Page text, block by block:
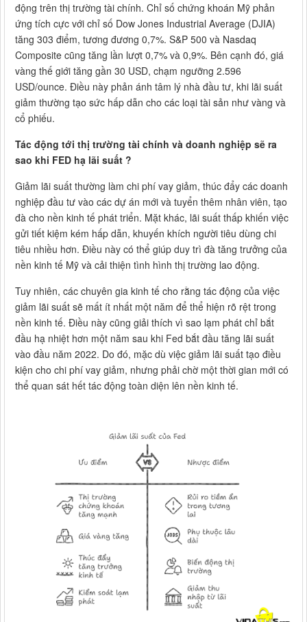
động trên thị trường tài chính. Chỉ số chứng khoán Mỹ phản
ứng tích cực với chỉ số Dow Jones Industrial Average (DJIA)
tăng 303 điểm, tương đương 0,7%. S&P 500 và Nasdaq
Composite cũng tăng lần lượt 0,7% và 0,9%. Bên cạnh đó, giá
vàng thế giới tăng gần 30 USD, chạm ngưỡng 2.596
USD/ounce. Điều này phản ánh tâm lý nhà đầu tư, khi lãi suất
giảm thường tạo sức hấp dẫn cho các loại tài sản như vàng và
cổ phiếu.
Tác động tới thị trường tài chính và doanh nghiệp sẽ ra
sao khi FED hạ lãi suất ?
Giảm lãi suất thường làm chi phí vay giảm, thúc đẩy các doanh
nghiệp đầu tư vào các dự án mới và tuyển thêm nhân viên, tạo
đà cho nền kinh tế phát triển. Mặt khác, lãi suất thấp khiến việc
gửi tiết kiệm kém hấp dẫn, khuyến khích người tiêu dùng chi
tiêu nhiều hơn. Điều này có thể giúp duy trì đà tăng trưởng của
nền kinh tế Mỹ và cải thiện tình hình thị trường lao động.
Tuy nhiên, các chuyên gia kinh tế cho rằng tác động của việc
giảm lãi suất sẽ mất ít nhất một năm để thể hiện rõ rệt trong
nền kinh tế. Điều này cũng giải thích vì sao lạm phát chỉ bắt
đầu hạ nhiệt hơn một năm sau khi Fed bắt đầu tăng lãi suất
vào đầu năm 2022. Do đó, mặc dù việc giảm lãi suất tạo điều
kiện cho chi phí vay giảm, nhưng phải chờ một thời gian mới có
thể quan sát hết tác động toàn diện lên nền kinh tế.